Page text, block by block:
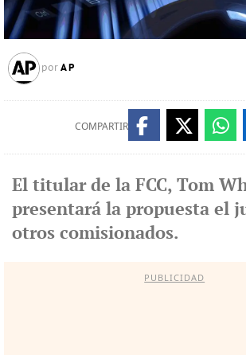
por AP
COMPARTIR
El titular de la FCC, Tom
presentará la propuesta el
otros comisionados.
PUBLICIDAD